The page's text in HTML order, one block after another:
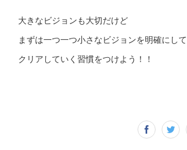
大きなビジョンも大切だけど
まずは一つ一つ小さなビジョンを明確にして
クリアしていく習慣をつけよう！！